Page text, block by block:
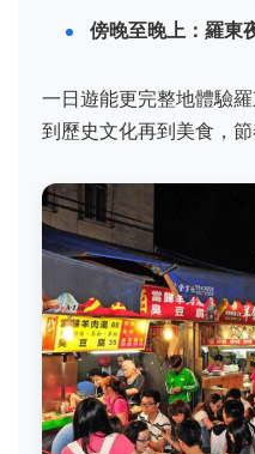
傍晚至晚上：羅東
一日遊能更完整地體驗
到歷史文化再到美食，